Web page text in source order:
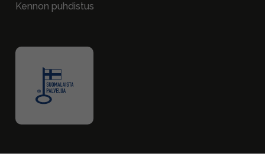
Kennon puhdistus